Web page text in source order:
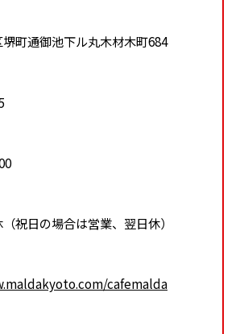
町通御池下ル丸木材木町684
祝日の場合は営業、翌日休）
cafemalda